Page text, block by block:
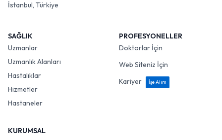
İstanbul, Türkiye
SAĞLIK
Uzmanlar
Uzmanlık Alanları
Hastalıklar
Hizmetler
Hastaneler
PROFESYONELLER
Doktorlar İçin
Web Siteniz İçin
Kariyer
İşe Alım
KURUMSAL